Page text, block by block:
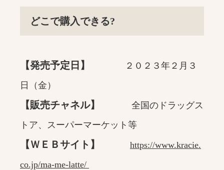
どこで購入できる?
【発売予定日】
２０２３年２月３
日（金）
【販売チャネル】
全国のドラッグス
トア、スーパーマーケット等
【ＷＥＢサイト】
https://www.kracie.
co.jp/ma-me-latte/